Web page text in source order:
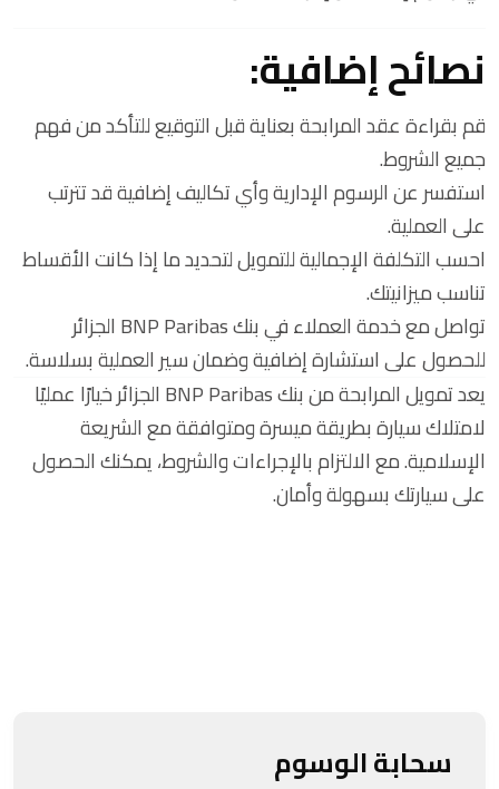
نصائح إضافية:
قم بقراءة عقد المرابحة بعناية قبل التوقيع للتأكد من فهم
جميع الشروط.
استفسر عن الرسوم الإدارية وأي تكاليف إضافية قد تترتب
على العملية.
احسب التكلفة الإجمالية للتمويل لتحديد ما إذا كانت الأقساط
تناسب ميزانيتك.
تواصل مع خدمة العملاء في بنك BNP Paribas الجزائر
للحصول على استشارة إضافية وضمان سير العملية بسلاسة.
يعد تمويل المرابحة من بنك BNP Paribas الجزائر خيارًا عمليًا
لامتلاك سيارة بطريقة ميسرة ومتوافقة مع الشريعة
الإسلامية. مع الالتزام بالإجراءات والشروط، يمكنك الحصول
على سيارتك بسهولة وأمان.
سحابة الوسوم